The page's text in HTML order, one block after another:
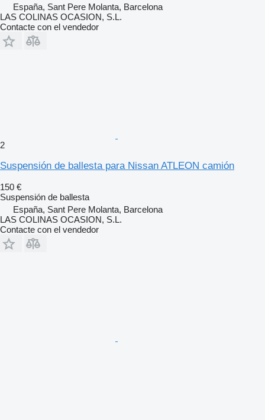
España, Sant Pere Molanta, Barcelona
LAS COLINAS OCASION, S.L.
Contacte con el vendedor
2
Suspensión de ballesta para Nissan ATLEON camión
150 €
Suspensión de ballesta
España, Sant Pere Molanta, Barcelona
LAS COLINAS OCASION, S.L.
Contacte con el vendedor